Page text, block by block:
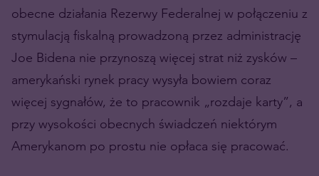
obecne działania Rezerwy Federalnej w połączeniu z
stymulacją fiskalną prowadzoną przez administrację
Joe Bidena nie przynoszą więcej strat niż zysków –
amerykański rynek pracy wysyła bowiem coraz
więcej sygnałów, że to pracownik „rozdaje karty”, a
przy wysokości obecnych świadczeń niektórym
Amerykanom po prostu nie opłaca się pracować.